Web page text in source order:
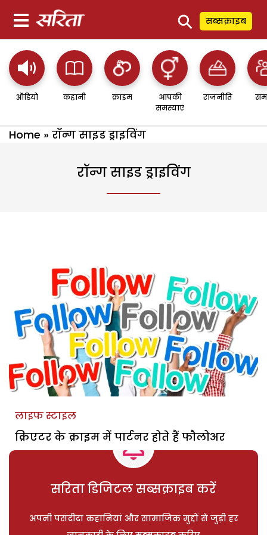
⚲ सब्सक्राइब
ऑडियो कहानी क्राइम
आपकी
समस्याएं
राजनीति
Home » रॉन्ग साइड ड्राइविंग
रॉन्ग साइड ड्राइविंग
लाइफ स्टाइल
क्रिएटर के क्राइम में पार्टनर होते हैं फौलोअर
सरिता डिजिटल सब्सक्राइब करें
अपनी पसंदीदा कहानियां और सामाजिक मुद्दों से जुड़ी हर